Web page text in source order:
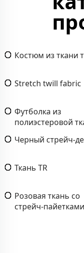
Костюм из ткани
Stretch twill fabric
Футболка из
полиэстеровой
Черный стрейч-
Ткань TR
Розовая ткань со
стрейч-пайетками